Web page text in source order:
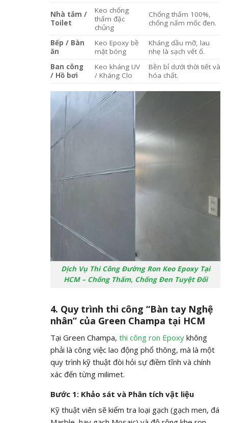
Nhà tắm /
Toilet
Keo chống
thấm đặc
chủng
Chống thấm 100%,
chống nấm mốc đen.
Bếp / Bàn
ăn
Keo Epoxy bề
mặt bóng
Kháng dầu mỡ, lau
nhẹ là sạch vết ố.
Ban công
/ Hồ bơi
Keo kháng UV
/ Kháng Clo
Bền bỉ dưới thời tiết và
hóa chất.
Dịch Vụ Thi Công Đường Ron Keo Epoxy Tại
HCM – Chống Thấm, Chống Đen Tuyệt Đối
4. Quy trình thi công “Bàn tay Nghệ
nhân” của Green Champa tại HCM
Tại Green Champa, thi công ron Epoxy không
phải là công việc lao động phổ thông, mà là một
quy trình kỹ thuật đòi hỏi sự điềm tĩnh và chính
xác đến từng milimet.
Bước 1: Khảo sát và Phân tích vật liệu
Kỹ thuật viên sẽ kiểm tra loại gạch (gạch men, đá